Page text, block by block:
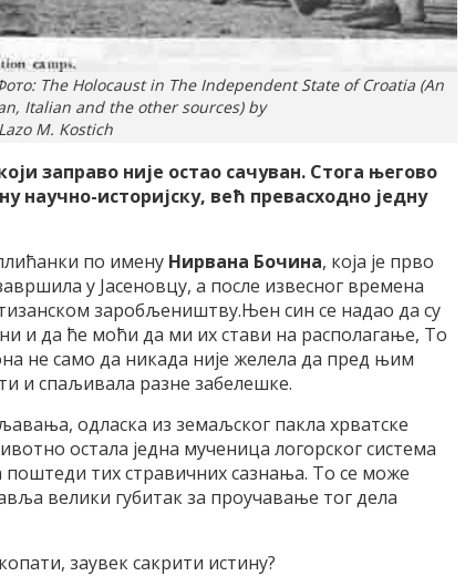
The Holocaust in The Independent State of Croatia (An
Italian and the other sources) by
M. Kostich
заправо није остао сачуван. Стога његово
историјску, већ превасходно једну
по имену Нирвана Бочина, која је прво
у Јасеновцу, а после извесног времена
заробљеништву.Њен син се надао да су
и да ће моћи да ми их стави на располагање, То
не само да никада није желела да пред њим
и спаљивала разне забелешке.
одласка из земаљског пакла хрватске
остала једна мученица логорског система
поштеди тих стравичних сазнања. То се може
велики губитак за проучавање тог дела
заувек сакрити истину?